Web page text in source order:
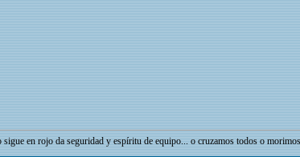
en rojo da seguridad y espíritu de equipo... o cruzamos todos o